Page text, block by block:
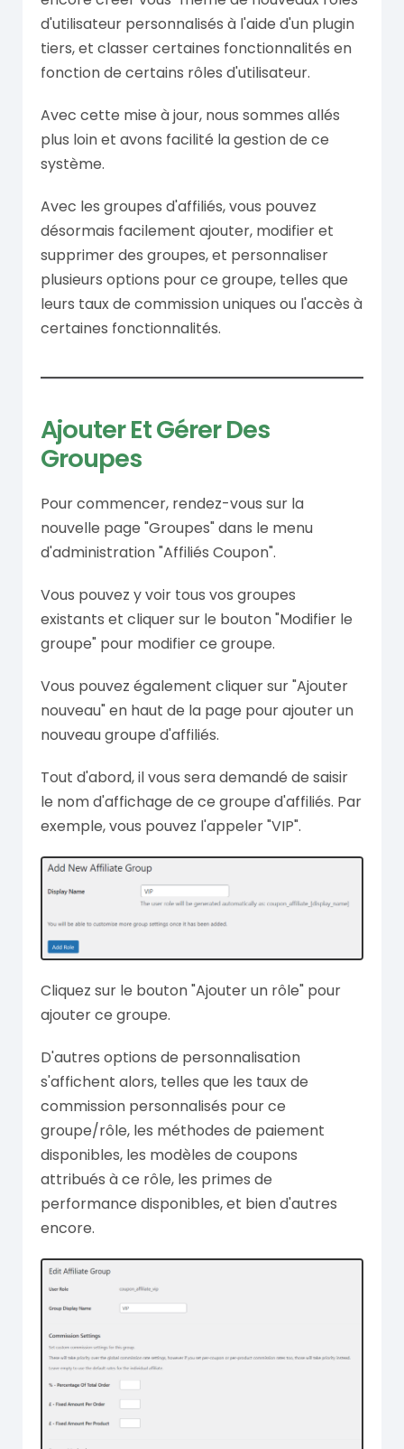
d'utilisateur personnalisés à l'aide d'un plugin
tiers, et classer certaines fonctionnalités en
fonction de certains rôles d'utilisateur.
Avec cette mise à jour, nous sommes allés
plus loin et avons facilité la gestion de ce
système.
Avec les groupes d'affiliés, vous pouvez
désormais facilement ajouter, modifier et
supprimer des groupes, et personnaliser
plusieurs options pour ce groupe, telles que
leurs taux de commission uniques ou l'accès à
certaines fonctionnalités.
Ajouter Et Gérer Des
Groupes
Pour commencer, rendez-vous sur la
nouvelle page "Groupes" dans le menu
d'administration "Affiliés Coupon".
Vous pouvez y voir tous vos groupes
existants et cliquer sur le bouton "Modifier le
groupe" pour modifier ce groupe.
Vous pouvez également cliquer sur "Ajouter
nouveau" en haut de la page pour ajouter un
nouveau groupe d'affiliés.
Tout d'abord, il vous sera demandé de saisir
le nom d'affichage de ce groupe d'affiliés. Par
exemple, vous pouvez l'appeler "VIP".
Cliquez sur le bouton "Ajouter un rôle" pour
ajouter ce groupe.
D'autres options de personnalisation
s'affichent alors, telles que les taux de
commission personnalisés pour ce
groupe/rôle, les méthodes de paiement
disponibles, les modèles de coupons
attribués à ce rôle, les primes de
performance disponibles, et bien d'autres
encore.